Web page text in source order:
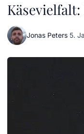
Jonas Peters·5.